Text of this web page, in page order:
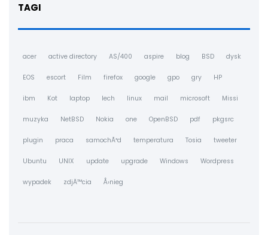
TAGI
acer active directory AS/400 aspire blog BSD dysk
EOS escort Film firefox google gpo gry HP
ibm Kot laptop lech linux mail microsoft Missi
muzyka NetBSD Nokia one OpenBSD pdf pkgsrc
plugin praca samochÃ³d temperatura Tosia tweeter
Ubuntu UNIX update upgrade Windows Wordpress
wypadek zdjÄ™cia Å›nieg